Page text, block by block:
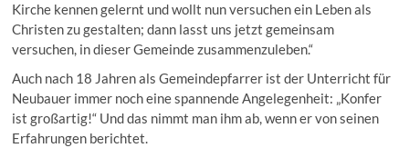
Kirche kennen gelernt und wollt nun versuchen ein Leben als
Christen zu gestalten; dann lasst uns jetzt gemeinsam
versuchen, in dieser Gemeinde zusammenzuleben.“
Auch nach 18 Jahren als Gemeindepfarrer ist der Unterricht für
Neubauer immer noch eine spannende Angelegenheit: „Konfer
ist großartig!“ Und das nimmt man ihm ab, wenn er von seinen
Erfahrungen berichtet.